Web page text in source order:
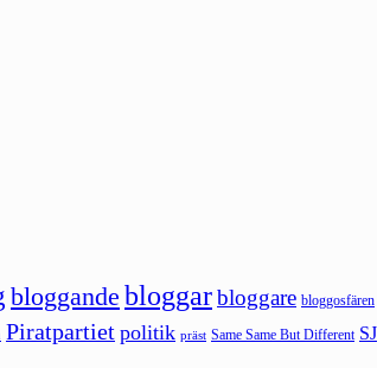
bloggande bloggarbloggare bloggosfären
Piratpartiet politik präst Same Same But Different SJ